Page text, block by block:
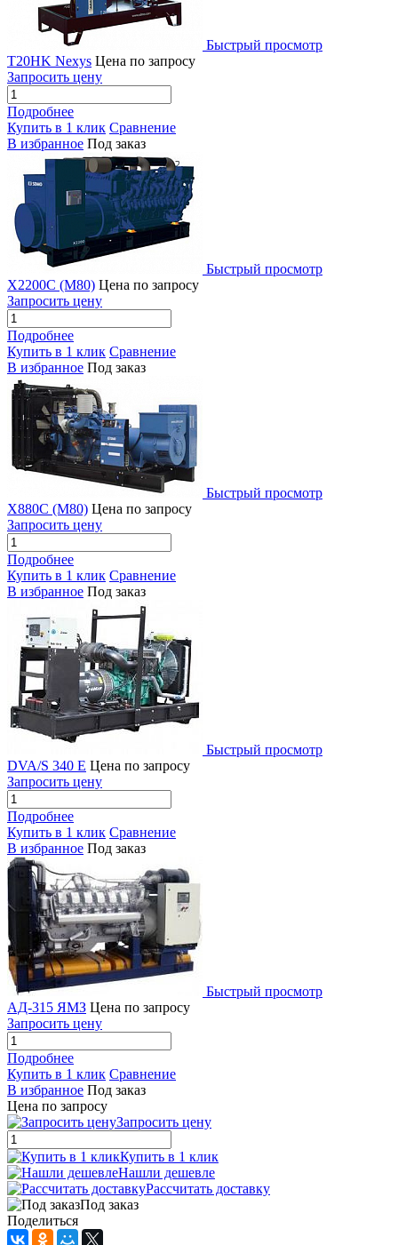
Быстрый просмотр
T20HK Nexys Цена по запросу
Запросить цену
Подробнее
Купить в 1 клик Сравнение
В избранное Под заказ
Быстрый просмотр
X2200C (M80) Цена по запросу
Запросить цену
Подробнее
Купить в 1 клик Сравнение
В избранное Под заказ
Быстрый просмотр
X880C (M80) Цена по запросу
Запросить цену
Подробнее
Купить в 1 клик Сравнение
В избранное Под заказ
Быстрый просмотр
DVA/S 340 E Цена по запросу
Запросить цену
Подробнее
Купить в 1 клик Сравнение
В избранное Под заказ
Быстрый просмотр
АД-315 ЯМЗ Цена по запросу
Запросить цену
Подробнее
Купить в 1 клик Сравнение
В избранное Под заказ
Цена по запросу
Запросить цену
Купить в 1 клик
Нашли дешевле
Рассчитать доставку
Под заказ
Поделиться